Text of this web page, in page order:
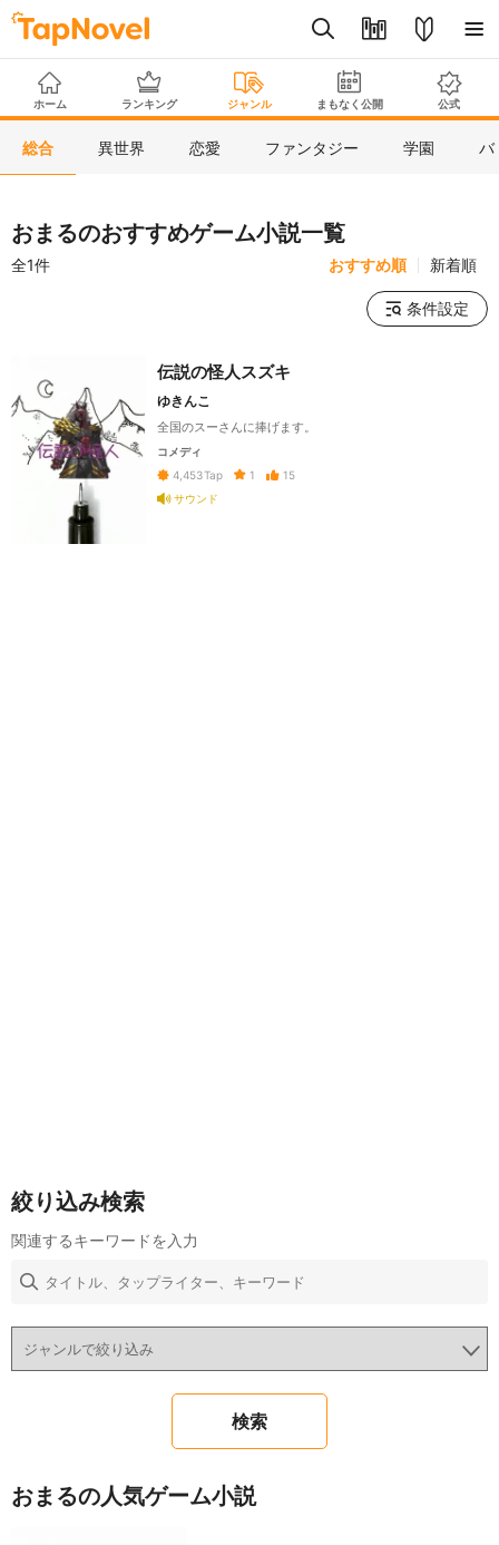
ホーム ランキング ジャンル まもなく公開 公式
総合 異世界 恋愛 ファンタジー 学園 バ
おまるのおすすめゲーム小説一覧
全1件 おすすめ順 新着順
条件設定
伝説の怪人スズキ
ゆきんこ
全国のスーさんに捧げます。
コメディ
4,453Tap 1
15
サウンド
絞り込み検索
関連するキーワードを入力
おまるの人気ゲーム小説